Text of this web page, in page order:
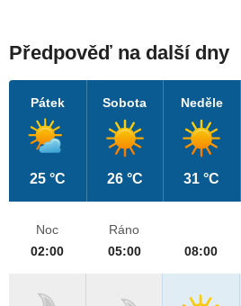
Předpověď na další dny
Pátek
25 °C
Sobota
26 °C
Neděle
31 °C
Noc
02:00
Ráno
05:00
08:00